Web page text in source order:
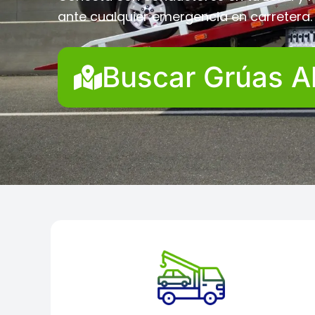
ante cualquier emergencia en carretera.
Buscar Grúas